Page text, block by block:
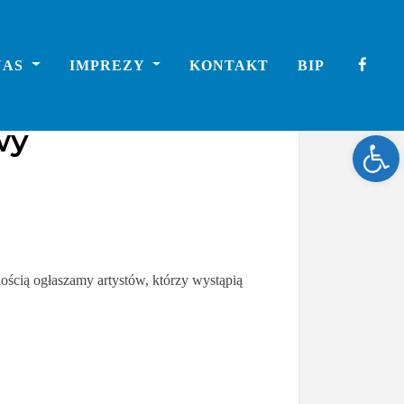
IMPREZY KONTAKT BIP
ogłaszamy artystów, którzy wystąpią